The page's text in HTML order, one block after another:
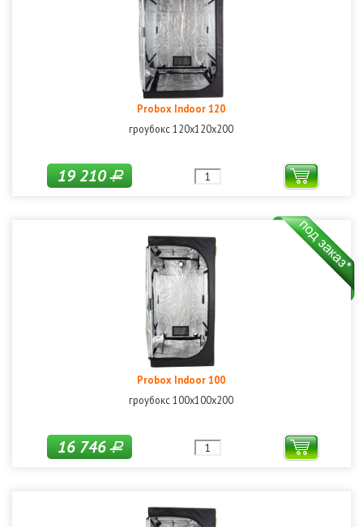
Probox Indoor 120
гроубокс 120х120х200
19 210Р
Probox Indoor 100
гроубокс 100х100х200
16 746Р